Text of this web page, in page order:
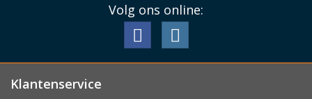
Volg ons online:
Klantenservice